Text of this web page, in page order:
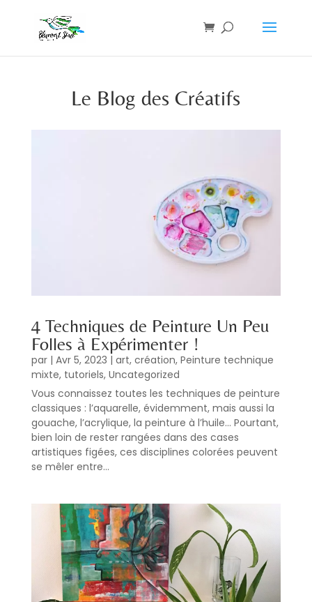
Le Blog des Créatifs
4 Techniques de Peinture Un Peu
Folles à Expérimenter !
par | Avr 5, 2023 | art, création, Peinture technique
mixte, tutoriels, Uncategorized
Vous connaissez toutes les techniques de peinture
classiques : l’aquarelle, évidemment, mais aussi la
gouache, l’acrylique, la peinture à l’huile… Pourtant,
bien loin de rester rangées dans des cases
artistiques figées, ces disciplines colorées peuvent
se mêler entre...